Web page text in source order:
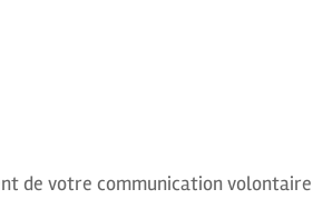
de votre communication